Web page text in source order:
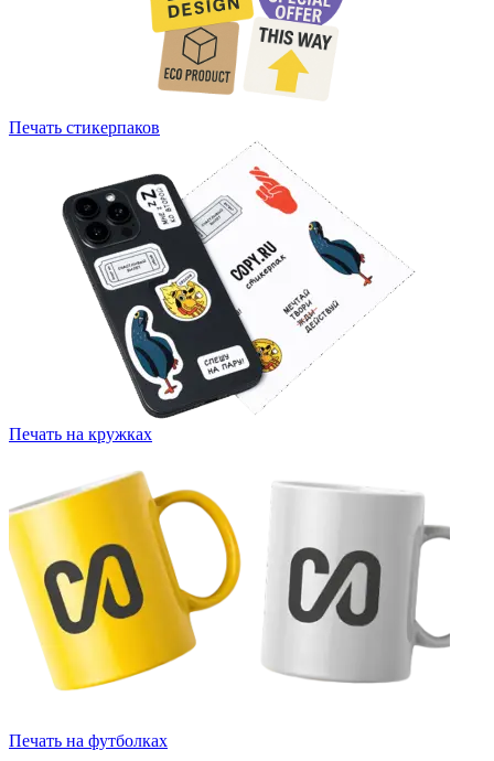
Печать стикерпаков
Печать на кружках
Печать на футболках